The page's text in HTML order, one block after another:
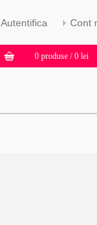
Autentifica Cont
0 produse / 0 lei